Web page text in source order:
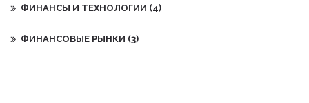
ФИНАНСЫ И ТЕХНОЛОГИИ (4)
ФИНАНСОВЫЕ РЫНКИ (3)